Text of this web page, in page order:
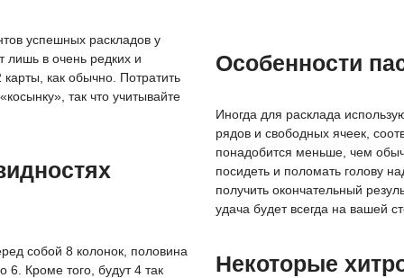
успешных раскладов у
лишь в очень редких и
как обычно. Потратить
так что учитывайте
собой 8 колонок, половина
6. Кроме того, будут 4 так
Особенности
Иногда для расклада
рядов и свободных ячеек,
понадобится меньше, чем
посидеть и поломать голову
получить окончательный
удача будет всегда на вашей
Некоторые